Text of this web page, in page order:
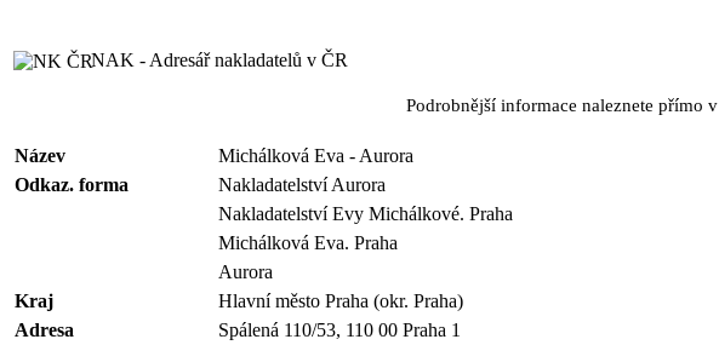
NAK - Adresář nakladatelů v ČR
Podrobnější informace naleznete přímo v
Název
Michálková Eva - Aurora
Odkaz. forma
Nakladatelství Aurora
Nakladatelství Evy Michálkové. Praha
Michálková Eva. Praha
Aurora
Kraj
Hlavní město Praha (okr. Praha)
Adresa
Spálená 110/53, 110 00 Praha 1